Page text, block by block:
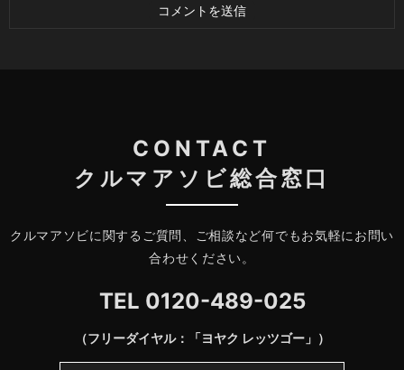
CONTACT
クルマアソビ総合窓口
クルマアソビに関するご質問、ご相談など何でもお気軽にお問い
合わせください。
TEL 0120-489-025
（フリーダイヤル：「ヨヤク レッツゴー」）